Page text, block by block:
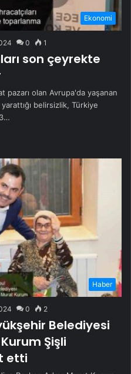
Ekonomi
0 1
son çeyrekte
pazarı olan Avrupa'da yaşanan
belirsizlik, Türkiye
Haber
0 2
Belediyesi
Şişli
etti